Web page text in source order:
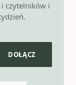
i czytelników i